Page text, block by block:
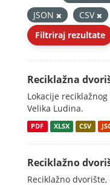
JSON
CSV
Filtriraj rezultate
Reciklažna
Lokacije
Velika Ludina.
PDF XLSX CSV
Reciklažno
Reciklažno